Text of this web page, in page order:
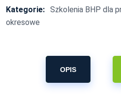
Kategorie: Szkolenia BHP dla
okresowe
OPIS